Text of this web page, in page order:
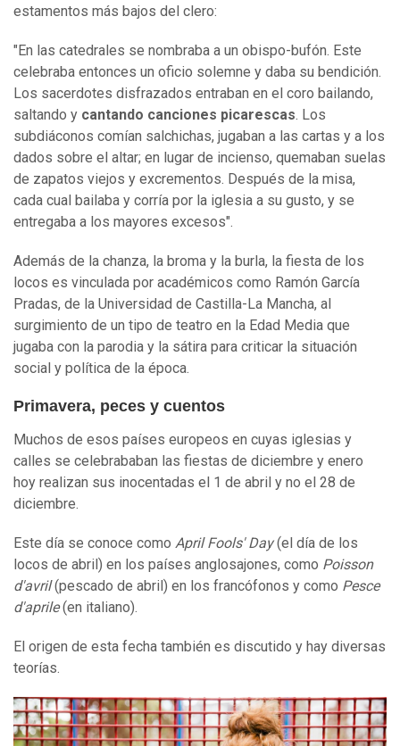
estamentos más bajos del clero:
"En las catedrales se nombraba a un obispo-bufón. Este
celebraba entonces un oficio solemne y daba su bendición.
Los sacerdotes disfrazados entraban en el coro bailando,
saltando y cantando canciones picarescas. Los
subdiáconos comían salchichas, jugaban a las cartas y a los
dados sobre el altar; en lugar de incienso, quemaban suelas
de zapatos viejos y excrementos. Después de la misa,
cada cual bailaba y corría por la iglesia a su gusto, y se
entregaba a los mayores excesos".
Además de la chanza, la broma y la burla, la fiesta de los
locos es vinculada por académicos como Ramón García
Pradas, de la Universidad de Castilla-La Mancha, al
surgimiento de un tipo de teatro en la Edad Media que
jugaba con la parodia y la sátira para criticar la situación
social y política de la época.
Primavera, peces y cuentos
Muchos de esos países europeos en cuyas iglesias y
calles se celebrababan las fiestas de diciembre y enero
hoy realizan sus inocentadas el 1 de abril y no el 28 de
diciembre.
Este día se conoce como April Fools' Day(el día de los
locos de abril) en los países anglosajones, como Poisson
d'avril(pescado de abril) en los francófonos y como Pesce
d'aprile(en italiano).
El origen de esta fecha también es discutido y hay diversas
teorías.